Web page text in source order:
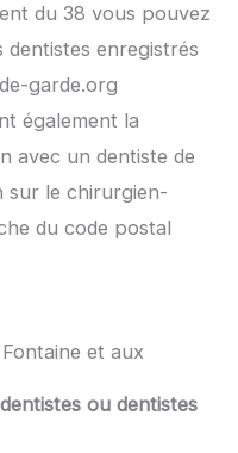
du 38 vous pouvez
enregistrés
garde.org
également la
avec un dentiste de
sur le chirurgien-
du code postal
et aux
ou dentistes